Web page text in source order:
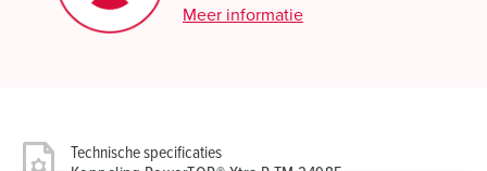
Meer informatie
Technische specificaties